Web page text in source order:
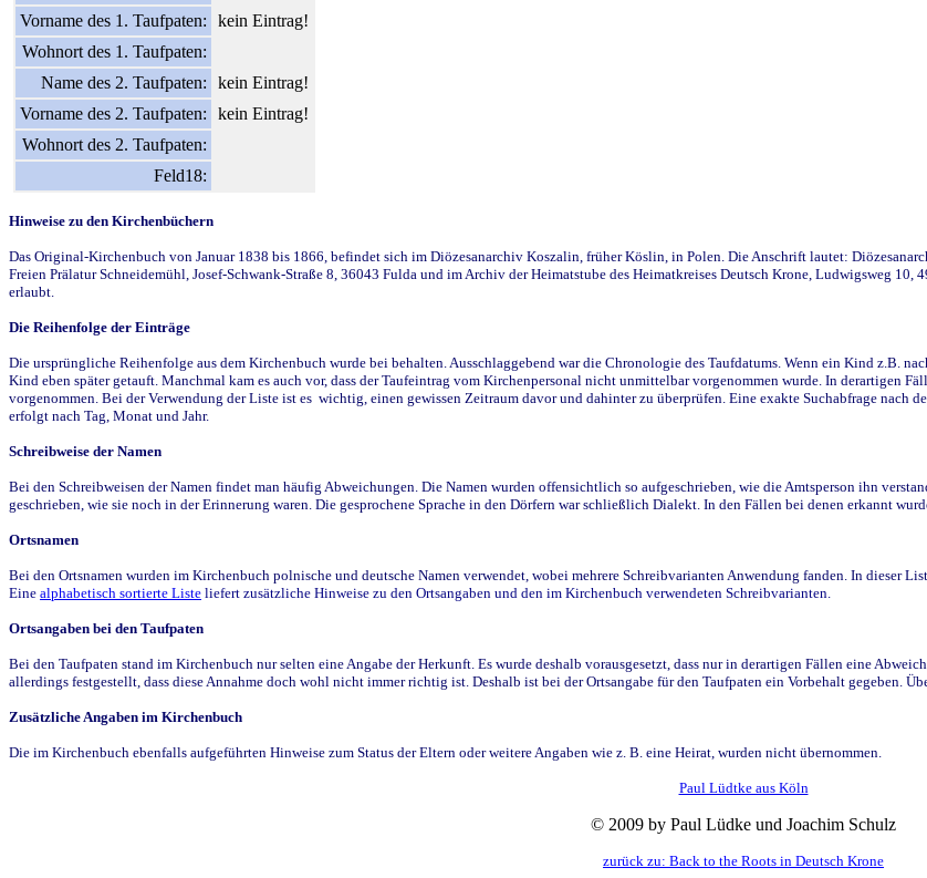
Vorname des 1. Taufpaten:
kein Eintrag!
Wohnort des 1. Taufpaten:
Name des 2. Taufpaten:
kein Eintrag!
Vorname des 2. Taufpaten:
kein Eintrag!
Wohnort des 2. Taufpaten:
Feld18:
Hinweise zu den Kirchenbüchern
Das Original-Kirchenbuch von Januar 1838 bis 1866, befindet sich im Diözesanarchiv Koszalin, früher Köslin, in Polen. Die Anschrift lautet:
Freien Prälatur Schneidemühl, Josef-Schwank-Straße 8, 36043 Fulda und im Archiv der Heimatstube des Heimatkreises Deutsch Krone, Ludwigsweg
erlaubt.
Die Reihenfolge der Einträge
Die ursprüngliche Reihenfolge aus dem Kirchenbuch wurde bei behalten. Ausschlaggebend war die Chronologie des Taufdatums. Wenn ein Kind z.B.
Kind eben später getauft. Manchmal kam es auch vor, dass der Taufeintrag vom Kirchenpersonal nicht unmittelbar vorgenommen wurde. In derartigen
vorgenommen. Bei der Verwendung der Liste ist es wichtig, einen gewissen Zeitraum davor und dahinter zu überprüfen. Eine exakte Suchabfrage nach
erfolgt nach Tag, Monat und Jahr.
Schreibweise der Namen
Bei den Schreibweisen der Namen findet man häufig Abweichungen. Die Namen wurden offensichtlich so aufgeschrieben, wie die Amtsperson ihn
geschrieben, wie sie noch in der Erinnerung waren. Die gesprochene Sprache in den Dörfern war schließlich Dialekt. In den Fällen bei denen erkannt
Ortsnamen
Bei den Ortsnamen wurden im Kirchenbuch polnische und deutsche Namen verwendet, wobei mehrere Schreibvarianten Anwendung fanden. In dieser
Eine alphabetisch sortierte Liste liefert zusätzliche Hinweise zu den Ortsangaben und den im Kirchenbuch verwendeten Schreibvarianten.
Ortsangaben bei den Taufpaten
Bei den Taufpaten stand im Kirchenbuch nur selten eine Angabe der Herkunft. Es wurde deshalb vorausgesetzt, dass nur in derartigen Fällen eine
allerdings festgestellt, dass diese Annahme doch wohl nicht immer richtig ist. Deshalb ist bei der Ortsangabe für den Taufpaten ein Vorbehalt gegeben.
Zusätzliche Angaben im Kirchenbuch
Die im Kirchenbuch ebenfalls aufgeführten Hinweise zum Status der Eltern oder weitere Angaben wie z. B. eine Heirat, wurden nicht übernommen.
Paul Lüdtke aus Köln
© 2009 by Paul Lüdke und Joachim Schulz
zurück zu: Back to the Roots in Deutsch Krone